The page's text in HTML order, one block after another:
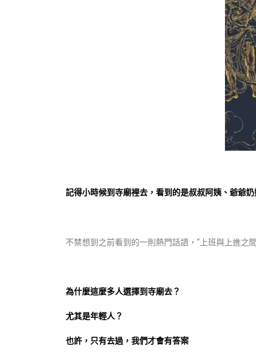
記得小時候到寺廟裡去，看到的是叔叔阿姨、爺爺
不禁想到之前看到的一則熱門話語，“上班與上進之
為什麼這麼多人選擇到寺廟去？
尤其是年輕人？
也許，只有去過，我們才會有答案